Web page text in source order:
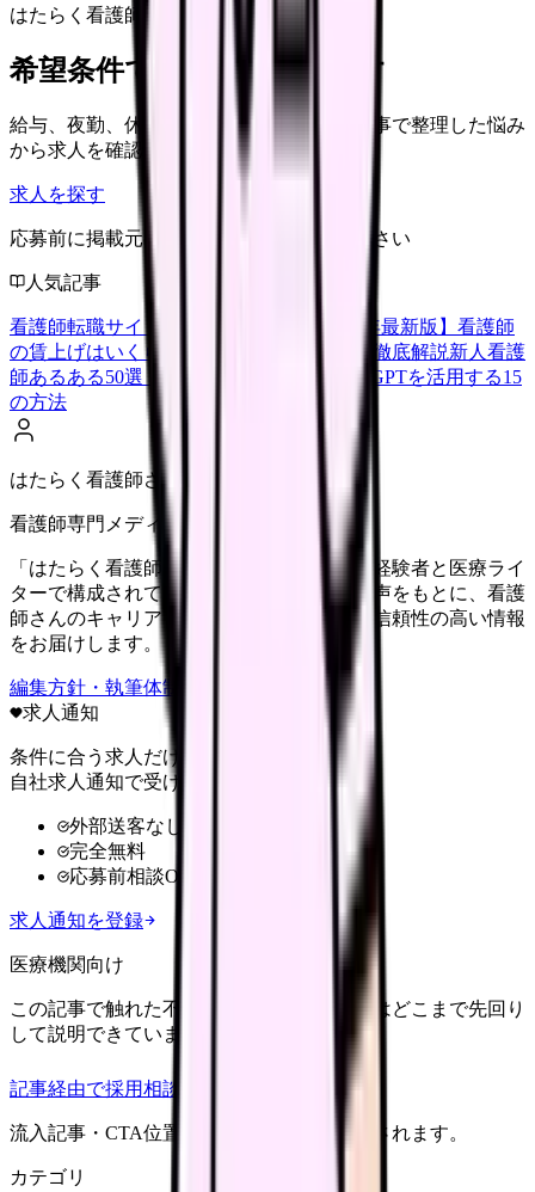
はたらく看護師さん 求人
希望条件で看護師求人を探す
給与、夜勤、休み、ブランクなど、この記事で整理した悩み
から求人を確認できます。
求人を探す
応募前に掲載元の最新情報を確認してください
人気記事
看護師転職サイトランキングTOP5【2026年最新版】 看護師
の賃上げはいくら？2026年度の最新情報を徹底解説新人看護
師あるある50選【共感必至】
看護師がChatGPTを活用する15
の方法
はたらく看護師さん編集部
看護師専門メディア
「はたらく看護師さん」編集部は、看護師経験者と医療ライ
ターで構成されています。現場のリアルな声をもとに、看護
師さんのキャリア・転職・働き方に関する信頼性の高い情報
をお届けします。
編集方針・執筆体制・監修体制を見る
求人通知
条件に合う求人だけ
自社求人通知で受け取る
外部送客なし
完全無料
応募前相談OK
求人通知を登録
医療機関向け
この記事で触れた不安を、自院の求人票ではどこまで先回り
して説明できていますか？
記事経由で採用相談
流入記事・CTA位置つきで管理画面に記録されます。
カテゴリ